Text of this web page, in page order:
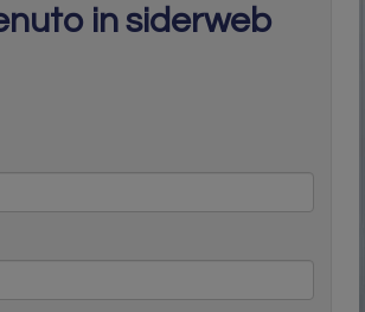
in siderweb